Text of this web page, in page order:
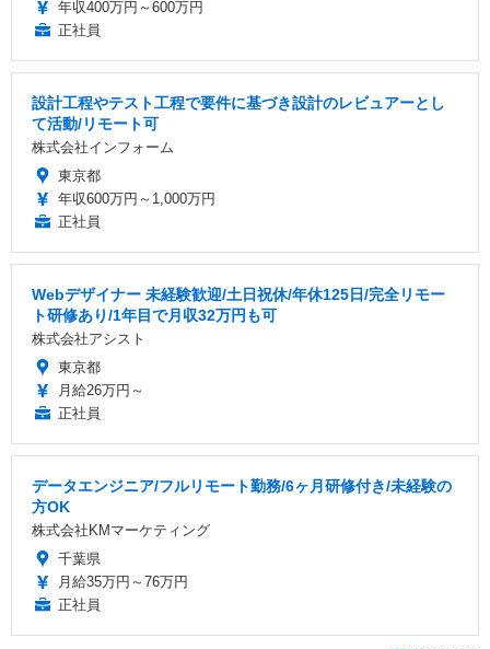
年収400万円～600万円
正社員
設計工程やテスト工程で要件に基づき設計のレビュアーとし
て活動/リモート可
株式会社インフォーム
東京都
年収600万円～1,000万円
正社員
Webデザイナー 未経験歓迎/土日祝休/年休125日/完全リモー
ト研修あり/1年目で月収32万円も可
株式会社アシスト
東京都
月給26万円～
正社員
データエンジニア/フルリモート勤務/6ヶ月研修付き/未経験の
方OK
株式会社KMマーケティング
千葉県
月給35万円～76万円
正社員